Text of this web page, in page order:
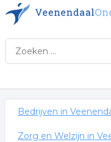
Bedrijven in
Zorg en Welzijn in